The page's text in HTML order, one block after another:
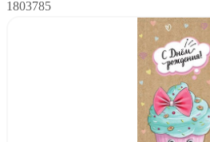
1803785